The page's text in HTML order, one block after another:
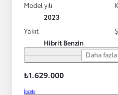
Model yılı
2023
Yakıt
Hibrit Benzin
Daha
₺1.629.000
İncele